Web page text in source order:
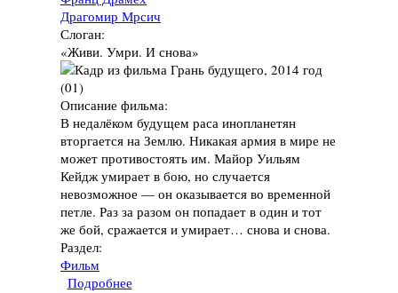
Драгомир Мрсич
Слоган:
«Живи. Умри. И снова»
Описание фильма:
В недалёком будущем раса инопланетян
вторгается на Землю. Никакая армия в мире не
может противостоять им. Майор Уильям
Кейдж умирает в бою, но случается
невозможное — он оказывается во временной
петле. Раз за разом он попадает в один и тот
же бой, сражается и умирает… снова и снова.
Раздел:
Фильм
Подробнее